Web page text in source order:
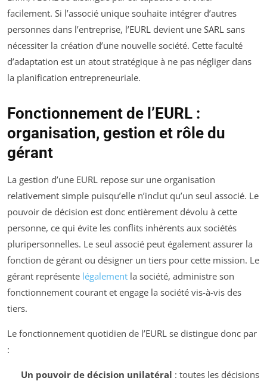
facilement. Si l’associé unique souhaite intégrer d’autres
personnes dans l’entreprise, l’EURL devient une SARL sans
nécessiter la création d’une nouvelle société. Cette faculté
d’adaptation est un atout stratégique à ne pas négliger dans
la planification entrepreneuriale.
Fonctionnement de l’EURL :
organisation, gestion et rôle du
gérant
La gestion d’une EURL repose sur une organisation
relativement simple puisqu’elle n’inclut qu’un seul associé. Le
pouvoir de décision est donc entièrement dévolu à cette
personne, ce qui évite les conflits inhérents aux sociétés
pluripersonnelles. Le seul associé peut également assurer la
fonction de gérant ou désigner un tiers pour cette mission. Le
gérant représente légalement la société, administre son
fonctionnement courant et engage la société vis-à-vis des
tiers.
Le fonctionnement quotidien de l’EURL se distingue donc par
:
Un pouvoir de décision unilatéral : toutes les décisions